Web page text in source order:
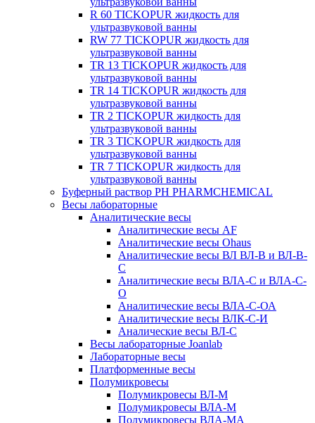
R 60 TICKOPUR жидкость для
ультразвуковой ванны
RW 77 TICKOPUR жидкость для
ультразвуковой ванны
TR 13 TICKOPUR жидкость для
ультразвуковой ванны
TR 14 TICKOPUR жидкость для
ультразвуковой ванны
TR 2 TICKOPUR жидкость для
ультразвуковой ванны
TR 3 TICKOPUR жидкость для
ультразвуковой ванны
TR 7 TICKOPUR жидкость для
ультразвуковой ванны
Буферный раствор PH PHARMCHEMICAL
Весы лабораторные
Аналитические весы
Аналитические весы AF
Аналитические весы Ohaus
Аналитические весы ВЛ ВЛ-В и ВЛ-В-
С
Аналитические весы ВЛА-С и ВЛА-С-
О
Аналитические весы ВЛА-С-ОА
Аналитические весы ВЛК-С-И
Аналические весы ВЛ-С
Весы лабораторные Joanlab
Лабораторные весы
Платформенные весы
Полумикровесы
Полумикровесы ВЛ-М
Полумикровесы ВЛА-М
Полумикровесы ВЛА-МА